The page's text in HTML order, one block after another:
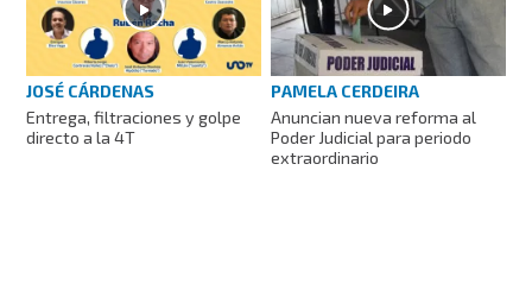
JOSÉ CÁRDENAS
Entrega, filtraciones y golpe
directo a la 4T
PAMELA CERDEIRA
Anuncian nueva reforma al
Poder Judicial para periodo
extraordinario